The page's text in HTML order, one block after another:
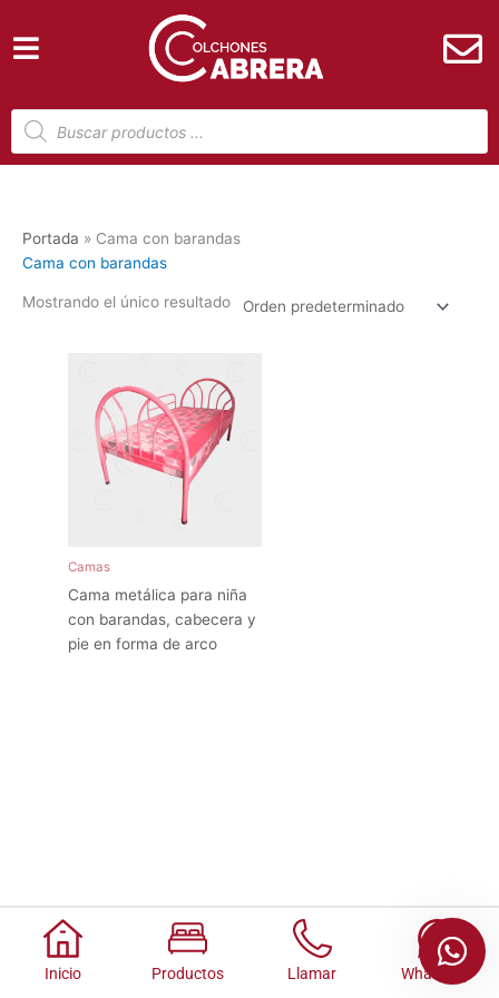
contenido
Búsqueda
de
productos
Portada » Cama con barandas
Cama con barandas
Mostrando el único resultado
Camas
Cama metálica para niña
con barandas, cabecera y
pie en forma de arco
Inicio Productos Llamar Whatsapp